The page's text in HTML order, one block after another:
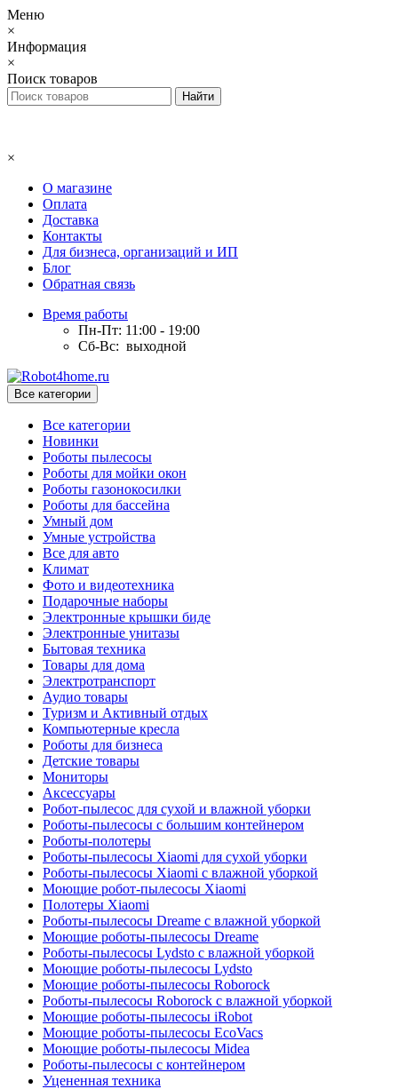
Меню
×
Информация
×
Поиск товаров
×
О магазине
Оплата
Доставка
Контакты
Для бизнеса, организаций и ИП
Блог
Обратная связь
Время работы
Пн-Пт: 11:00 - 19:00
Сб-Вс: выходной
Все категории
Все категории
Новинки
Роботы пылесосы
Роботы для мойки окон
Роботы газонокосилки
Роботы для бассейна
Умный дом
Умные устройства
Все для авто
Климат
Фото и видеотехника
Подарочные наборы
Электронные крышки биде
Электронные унитазы
Бытовая техника
Товары для дома
Электротранспорт
Аудио товары
Туризм и Активный отдых
Компьютерные кресла
Роботы для бизнеса
Детские товары
Мониторы
Аксессуары
Робот-пылесос для сухой и влажной уборки
Роботы-пылесосы с большим контейнером
Роботы-полотеры
Роботы-пылесосы Xiaomi для сухой уборки
Роботы-пылесосы Xiaomi с влажной уборкой
Моющие робот-пылесосы Xiaomi
Полотеры Xiaomi
Роботы-пылесосы Dreame с влажной уборкой
Моющие роботы-пылесосы Dreame
Роботы-пылесосы Lydsto с влажной уборкой
Моющие роботы-пылесосы Lydsto
Моющие роботы-пылесосы Roborock
Роботы-пылесосы Roborock с влажной уборкой
Моющие роботы-пылесосы iRobot
Моющие роботы-пылесосы EcoVacs
Моющие роботы-пылесосы Midea
Роботы-пылесосы с контейнером
Уцененная техника